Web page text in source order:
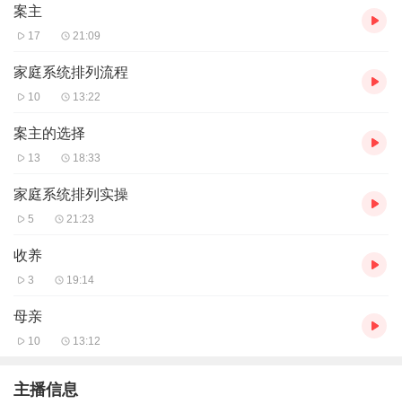
案主
17 21:09
家庭系统排列流程
10 13:22
案主的选择
13 18:33
家庭系统排列实操
5 21:23
收养
3 19:14
母亲
10 13:12
主播信息